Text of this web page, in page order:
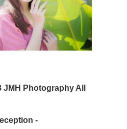
Photography All
-